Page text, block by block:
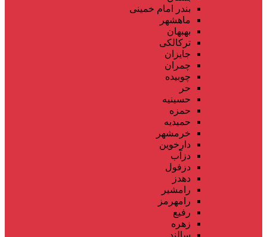
بندر امام خمینی
ماهشهر
بهبهان
ترکالکی
جایزان
چمران
چوبیده
حر
حسینیه
حمزه
حمیدیه
خرمشهر
دارخوین
دزآب
دزفول
دهدز
رامشیر
رامهرمز
رفیع
زهره
سالند